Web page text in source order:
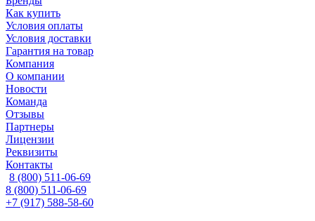
Как купить
Условия оплаты
Условия доставки
Гарантия на товар
Компания
О компании
Новости
Команда
Отзывы
Партнеры
Лицензии
Реквизиты
Контакты
8 (800) 511-06-69
8 (800) 511-06-69
+7 (917) 588-58-60